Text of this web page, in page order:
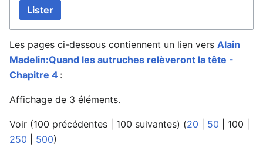
Lister
Les pages ci-dessous contiennent un lien vers Alain
Madelin:Quand les autruches relèveront la tête -
Chapitre 4 :
Affichage de 3 éléments.
Voir (100 précédentes 100 suivantes) (20 50 100
250
500)